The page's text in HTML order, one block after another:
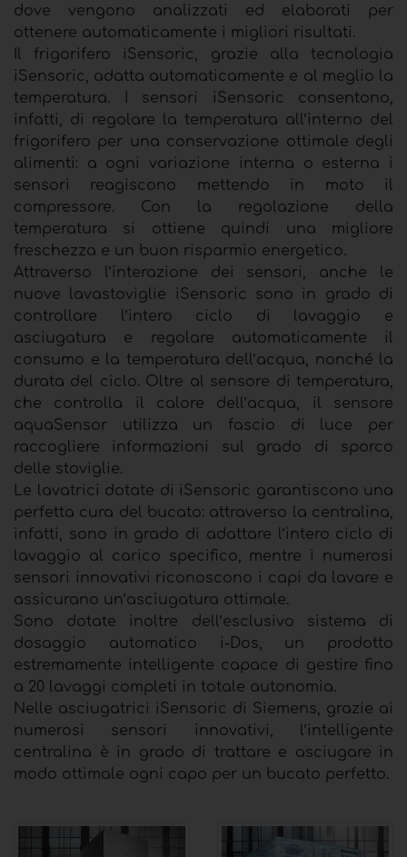
dove vengono analizzati ed elaborati per
ottenere automaticamente i migliori risultati.
Il frigorifero iSensoric, grazie alla tecnologia
iSensoric, adatta automaticamente e al meglio la
temperatura. I sensori iSensoric consentono,
infatti, di regolare la temperatura all’interno del
frigorifero per una conservazione ottimale degli
alimenti: a ogni variazione interna o esterna i
sensori reagiscono mettendo in moto il
compressore. Con la regolazione della
temperatura si ottiene quindi una migliore
freschezza e un buon risparmio energetico.
Attraverso l’interazione dei sensori, anche le
nuove lavastoviglie iSensoric sono in grado di
controllare l’intero ciclo di lavaggio e
asciugatura e regolare automaticamente il
consumo e la temperatura dell’acqua, nonché la
durata del ciclo. Oltre al sensore di temperatura,
che controlla il calore dell’acqua, il sensore
aquaSensor utilizza un fascio di luce per
raccogliere informazioni sul grado di sporco
delle stoviglie.
Le lavatrici dotate di iSensoric garantiscono una
perfetta cura del bucato: attraverso la centralina,
infatti, sono in grado di adattare l’intero ciclo di
lavaggio al carico specifico, mentre i numerosi
sensori innovativi riconoscono i capi da lavare e
assicurano un’asciugatura ottimale.
Sono dotate inoltre dell’esclusivo sistema di
dosaggio automatico i-Dos, un prodotto
estremamente intelligente capace di gestire fino
a 20 lavaggi completi in totale autonomia.
Nelle asciugatrici iSensoric di Siemens, grazie ai
numerosi sensori innovativi, l’intelligente
centralina è in grado di trattare e asciugare in
modo ottimale ogni capo per un bucato perfetto.